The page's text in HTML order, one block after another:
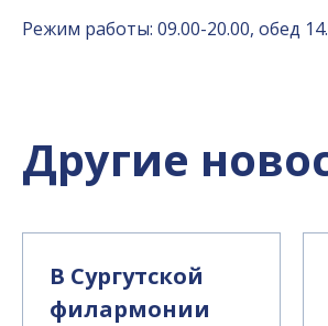
Режим работы: 09.00-20.00, обед
Другие
В Сургутской
филармонии